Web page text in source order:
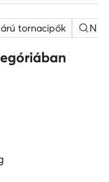
tornacipők